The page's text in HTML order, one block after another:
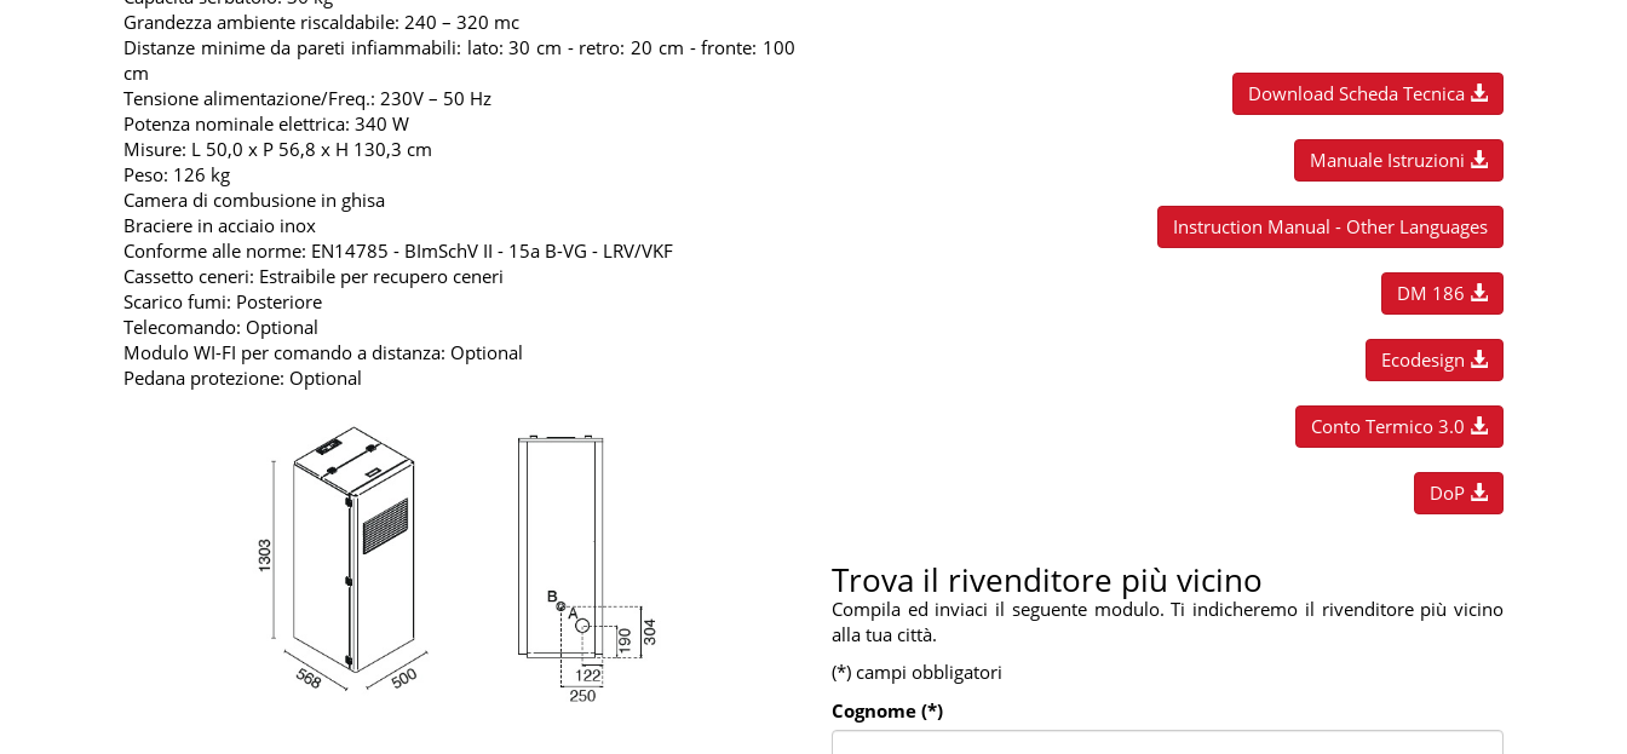
Grandezza ambiente riscaldabile: 240 – 320 mc
Distanze minime da pareti infiammabili: lato: 30 cm - retro: 20 cm - fronte: 100
cm
Tensione alimentazione/Freq.: 230V – 50 Hz
Potenza nominale elettrica: 340 W
Misure: L 50,0 x P 56,8 x H 130,3 cm
Peso: 126 kg
Camera di combusione in ghisa
Braciere in acciaio inox
Conforme alle norme: EN14785 - BImSchV II - 15a B-VG - LRV/VKF
Cassetto ceneri: Estraibile per recupero ceneri
Scarico fumi: Posteriore
Telecomando: Optional
Modulo WI-FI per comando a distanza: Optional
Pedana protezione: Optional
Download Scheda Tecnica
Manuale Istruzioni
Instruction Manual - Other Languages
DM 186
Ecodesign
Conto Termico 3.0
DoP
Trova il rivenditore più vicino
Compila ed inviaci il seguente modulo. Ti indicheremo il rivenditore più vicino
alla tua città.
(*) campi obbligatori
Cognome (*)